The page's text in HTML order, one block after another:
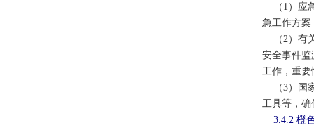
（1）应
急工作方案
（2）有
安全事件监
工作，重要
（3）国
工具等，确
3.4.2 橙